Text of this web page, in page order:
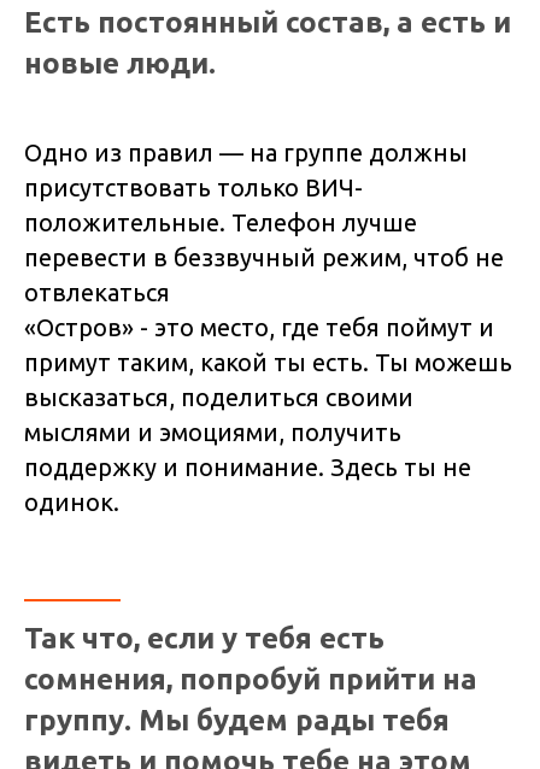
Есть постоянный состав, а есть и
новые люди.
Одно из правил — на группе должны
присутствовать только ВИЧ-
положительные. Телефон лучше
перевести в беззвучный режим, чтоб не
отвлекаться
«Остров» - это место, где тебя поймут и
примут таким, какой ты есть. Ты можешь
высказаться, поделиться своими
мыслями и эмоциями, получить
поддержку и понимание. Здесь ты не
одинок.
Так что, если у тебя есть
сомнения, попробуй прийти на
группу. Мы будем рады тебя
видеть и помочь тебе на этом